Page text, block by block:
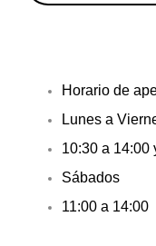
Horario de
Lunes a
10:30 a 14:00
Sábados
11:00 a 14:00